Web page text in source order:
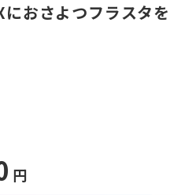
おさよつフラスタを
円